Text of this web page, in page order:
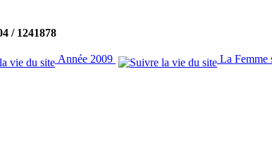
/ 1241878
Année 2009 La Femme